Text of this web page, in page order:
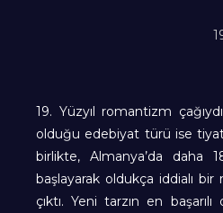
19. Yüzyıl romantizm
olduğu edebiyat türü ise
birlikte, Almanya’da daha
başlayarak oldukça iddialı
çıktı. Yeni tarzın en